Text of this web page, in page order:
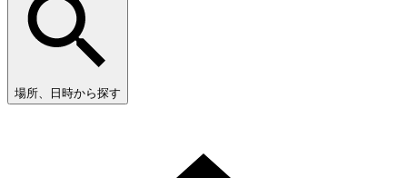
場所、日時から探す